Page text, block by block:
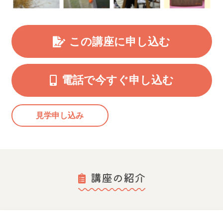
この講座に申し込む
電話で今すぐ申し込む
見学申し込み
講座の紹介